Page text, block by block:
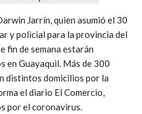
Jarrín, quien asumió el 30
y policial para la provincia del
fin de semana estarán
en Guayaquil. Más de 300
distintos domicilios por la
el diario El Comercio,
por el coronavirus.